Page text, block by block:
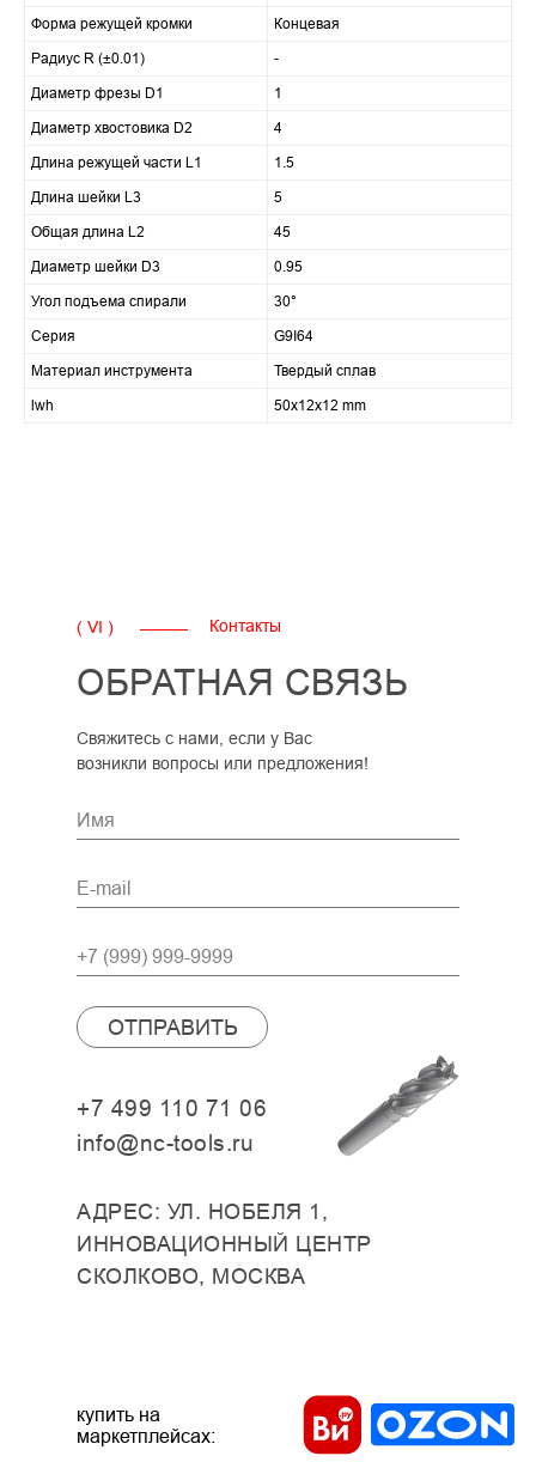
Форма режущей кромки
Концевая
Радиус R (±0.01)
-
Диаметр фрезы D1
1
Диаметр хвостовика D2
4
Длина режущей части L1
1.5
Длина шейки L3
5
Общая длина L2
45
Диаметр шейки D3
0.95
Угол подъема спирали
30°
Серия
G9I64
Материал инструмента
Твердый сплав
lwh
50x12x12 mm
ОБРАТНАЯ СВЯЗЬ
Свяжитесь с нами, если у Вас
возникли вопросы или предложения!
+7 499 110 71 06
info@nc-tools.ru
АДРЕС: УЛ. НОБЕЛЯ 1,
ИННОВАЦИОННЫЙ ЦЕНТР
СКОЛКОВО, МОСКВА
ОТПРАВИТЬ
( VI ) Контакты
купить на
маркетплейсах: